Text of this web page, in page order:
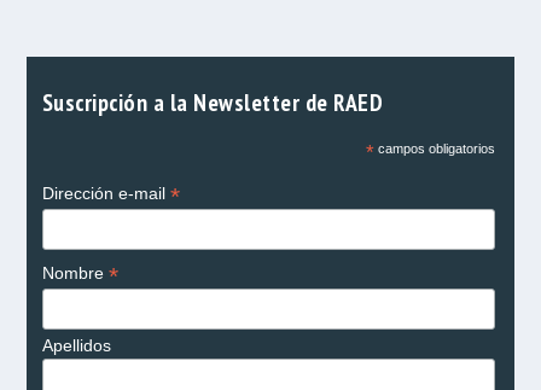
Suscripción a la Newsletter de RAED
*campos obligatorios
Dirección e-mail *
Nombre *
Apellidos